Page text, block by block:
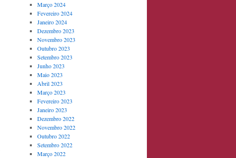
Março 2024
Fevereiro 2024
Janeiro 2024
Dezembro 2023
Novembro 2023
Outubro 2023
Setembro 2023
Junho 2023
Maio 2023
Abril 2023
Março 2023
Fevereiro 2023
Janeiro 2023
Dezembro 2022
Novembro 2022
Outubro 2022
Setembro 2022
Março 2022